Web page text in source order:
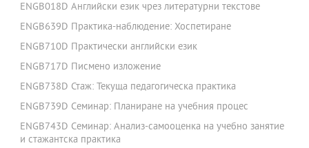
ENGB018D Английски език чрез литературни текстове
ENGB639D Практика-наблюдение: Хоспетиране
ENGB710D Практически английски език
ENGB717D Писмено изложение
ENGB738D Стаж: Текуща педагогическа практика
ENGB739D Семинар: Планиране на учебния процес
ENGB743D Семинар: Анализ-самооценка на учебно занятие
и стажантска практика